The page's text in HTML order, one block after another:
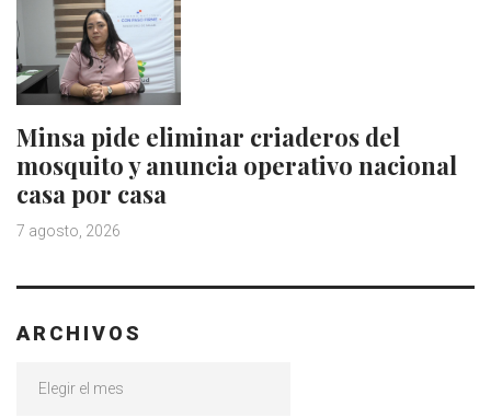
Minsa pide eliminar criaderos del
mosquito y anuncia operativo nacional
casa por casa
7 agosto, 2026
ARCHIVOS